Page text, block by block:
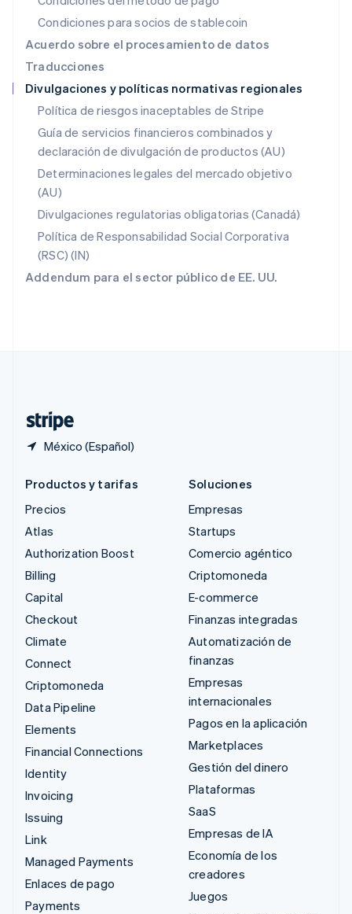
Condiciones para socios de stablecoin
Acuerdo sobre el procesamiento de datos
Traducciones
Divulgaciones y políticas normativas regionales
Política de riesgos inaceptables de Stripe
Guía de servicios financieros combinados y
declaración de divulgación de productos (AU)
Determinaciones legales del mercado objetivo
(AU)
Divulgaciones regulatorias obligatorias (Canadá)
Política de Responsabilidad Social Corporativa
(RSC) (IN)
Addendum para el sector público de EE. UU.
México (Español)
Noruega
English
Nueva Zelandia
Países Bajos
NederlandsEnglish
Polonia
Portugal
PortuguêsEnglish
RAE de Hong Kong, China
English
English
República Checa
English
English
Productos y tarifas
Precios
Atlas
Authorization Boost
Billing
Capital
Checkout
Climate
Connect
Criptomoneda
Data Pipeline
Elements
Financial Connections
Identity
Invoicing
Issuing
Link
Managed Payments
Enlaces de pago
Payments
Soluciones
Empresas
Startups
Comercio agéntico
Criptomoneda
E-commerce
Finanzas integradas
Automatización de
finanzas
Empresas
internacionales
Pagos en la aplicación
Marketplaces
Gestión del dinero
Plataformas
SaaS
Empresas de IA
Economía de los
creadores
Juegos